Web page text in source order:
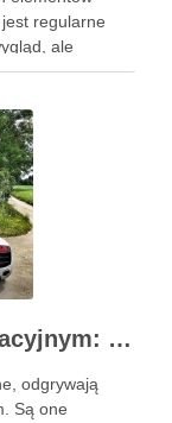
regularne
ale
Oringi w Przemyśle Motoryzacyjnym: Kluczowe Zastosowania i Specyficzne Wymagania
odgrywają
Są one